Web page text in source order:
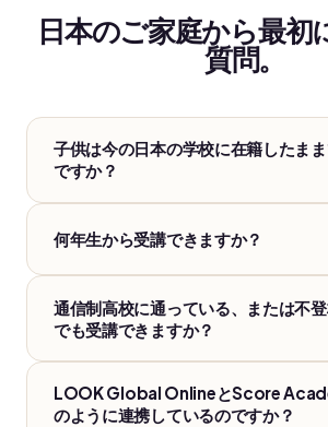
日本のご家庭から最初
質問。
子供は今の日本の学校に在籍したま
ですか？
何年生から受講できますか？
通信制高校に通っている、または不
でも受講できますか？
LOOK Global OnlineとScore
のように連携しているのですか？